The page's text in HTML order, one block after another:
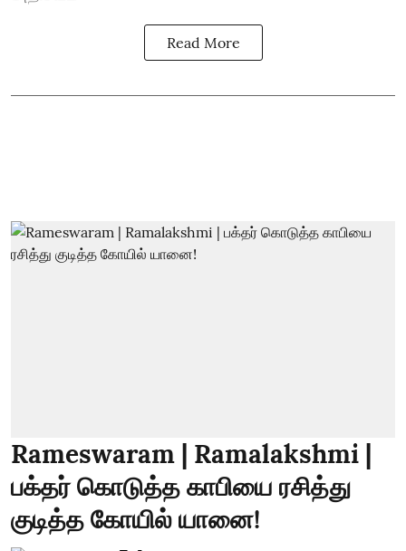
Read More
Rameswaram | Ramalakshmi |
பக்தர் கொடுத்த காபியை ரசித்து
குடித்த கோயில் யானை!